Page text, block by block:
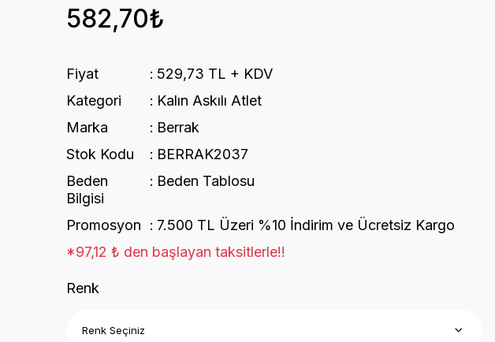
582,70₺
Fiyat
529,73 TL + KDV
Kategori
Kalın Askılı Atlet
Marka
Berrak
Stok Kodu
BERRAK2037
Beden
Bilgisi
Beden Tablosu
Promosyon
7.500 TL Üzeri %10 İndirim ve Ücretsiz Kargo
*97,12 ₺ den başlayan taksitlerle!!
Renk